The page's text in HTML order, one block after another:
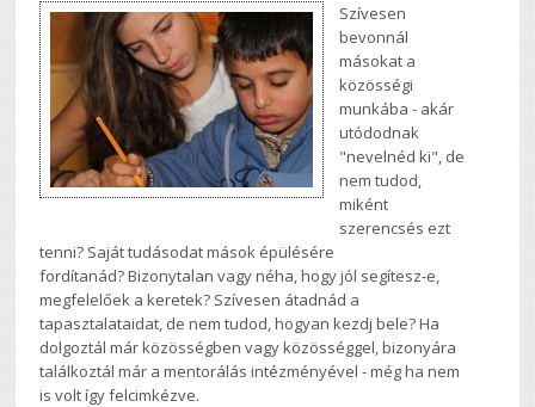
Szívesen
bevonnál
másokat a
közösségi
munkába - akár
utódodnak
"nevelnéd ki", de
nem tudod,
miként
szerencsés ezt
tenni? Saját tudásodat mások épülésére
fordítanád?Bizonytalan vagy néha, hogy jól segítesz-e,
megfelelőek a keretek? Szívesen átadnád a
tapasztalataidat, de nem tudod, hogyan kezdj bele? Ha
dolgoztál már közösségben vagy közösséggel, bizonyára
találkoztál már a mentorálás intézményével - még ha nem
is volt így felcimkézve.